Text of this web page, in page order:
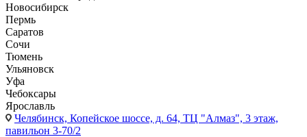
Новосибирск
Пермь
Саратов
Сочи
Тюмень
Ульяновск
Уфа
Чебоксары
Ярославль
Челябинск, Копейское шоссе, д. 64, ТЦ "Алмаз", 3 этаж,
павильон 3-70/2